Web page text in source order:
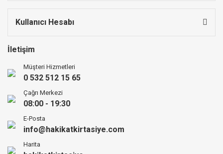
Kullanıcı Hesabı
İletişim
Müşteri Hizmetleri
0 532 512 15 65
Çağrı Merkezi
08:00 - 19:30
E-Posta
info@hakikatkirtasiye.com
Harita